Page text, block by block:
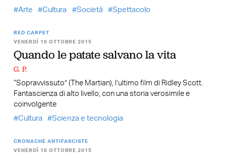
Arte
Cultura Società Spettacolo
RED CARPET
VENERDÌ 16 OTTOBRE 2015
Quando le patate salvano la vita
G. P.
“Sopravvissuto” (The Martian), l’ultimo film di Ridley Scott.
Fantascienza di alto livello, con una storia verosimile e
coinvolgente
Cultura
Scienza e tecnologia
CRONACHE ANTIFASCISTE
VENERDÌ 16 OTTOBRE 2015